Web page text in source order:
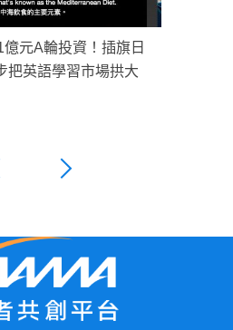
元A輪投資！插旗日
把英語學習市場拱大